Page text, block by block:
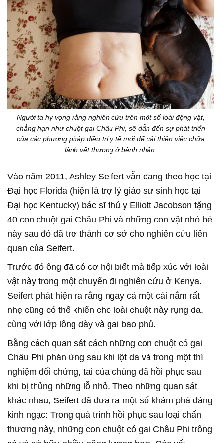
Người ta hy vọng rằng nghiên cứu trên một số loài động vật,
chẳng hạn như chuột gai Châu Phi, sẽ dẫn đến sự phát triển
của các phương pháp điều trị y tế mới để cải thiện việc chữa
lành vết thương ở bệnh nhân.
Vào năm 2011, Ashley Seifert vẫn đang theo học tại
Đại học Florida (hiện là trợ lý giáo sư sinh học tại
Đại học Kentucky) bác sĩ thú y Elliott Jacobson tặng
40 con chuột gai Châu Phi và những con vật nhỏ bé
này sau đó đã trở thành cơ sở cho nghiên cứu liên
quan của Seifert.
Trước đó ông đã có cơ hội biết mà tiếp xúc với loài
vật này trong một chuyến đi nghiên cứu ở Kenya.
Seifert phát hiện ra rằng ngay cả một cái nắm rất
nhẹ cũng có thể khiến cho loài chuột này rụng da,
cùng với lớp lông dày và gai bao phủ.
Bằng cách quan sát cách những con chuột có gai
Châu Phi phản ứng sau khi lột da và trong một thí
nghiệm đối chứng, tai của chúng đã hồi phục sau
khi bị thủng những lỗ nhỏ. Theo những quan sát
khác nhau, Seifert đã đưa ra một số khám phá đáng
kinh ngạc: Trong quá trình hồi phục sau loại chấn
thương này, những con chuột có gai Châu Phi trông